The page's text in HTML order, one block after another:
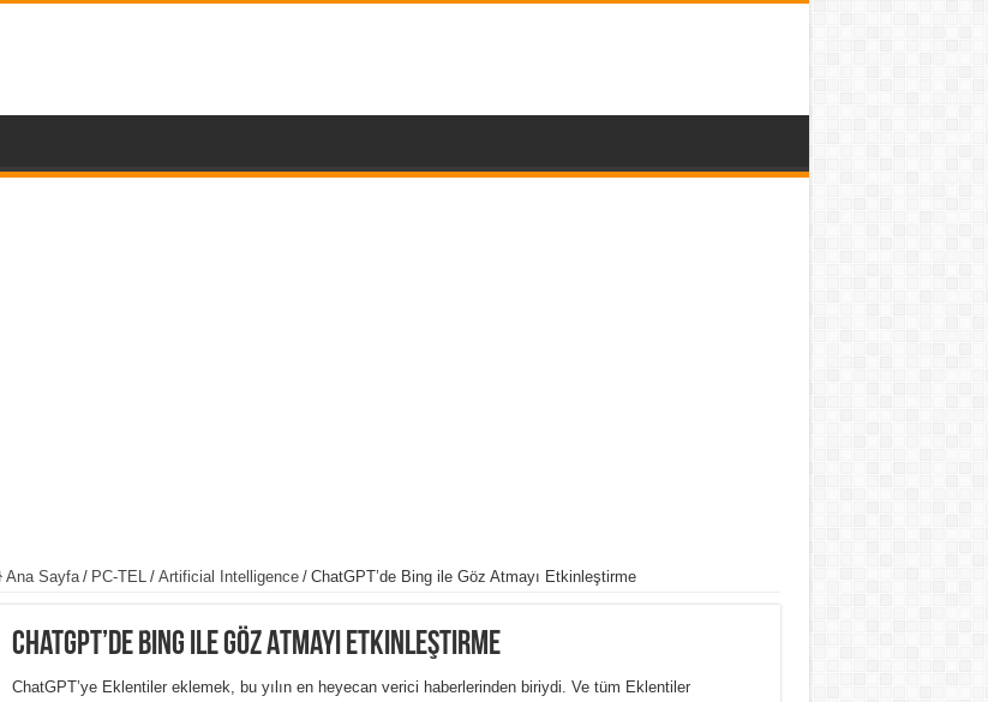
Ana Sayfa / PC-TEL / Artificial Intelligence / ChatGPT’de Bing ile Göz Atmayı Etkinleştirme
ChatGPT’de Bing ile Göz Atmayı Etkinleştirme
ChatGPT’ye Eklentiler eklemek, bu yılın en heyecan verici haberlerinden biriydi. Ve tüm Eklentiler